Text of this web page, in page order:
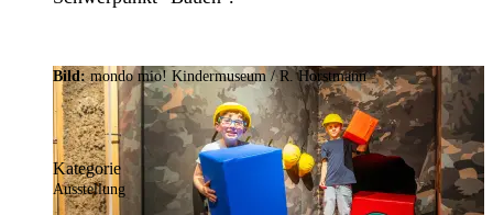
Bild:mondo mio! Kindermuseum / R. Horstmann
Kategorie
Ausstellung